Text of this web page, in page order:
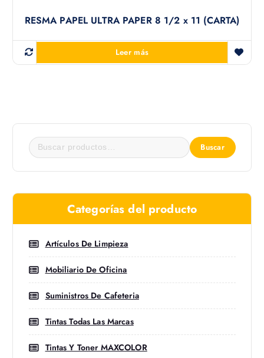
RESMA PAPEL ULTRA PAPER 8 1/2 x 11 (CARTA)
Leer más
Buscar
Categorías del producto
Artículos De Limpieza
Mobiliario De Oficina
Suministros De Cafeteria
Tintas Todas Las Marcas
Tintas Y Toner MAXCOLOR